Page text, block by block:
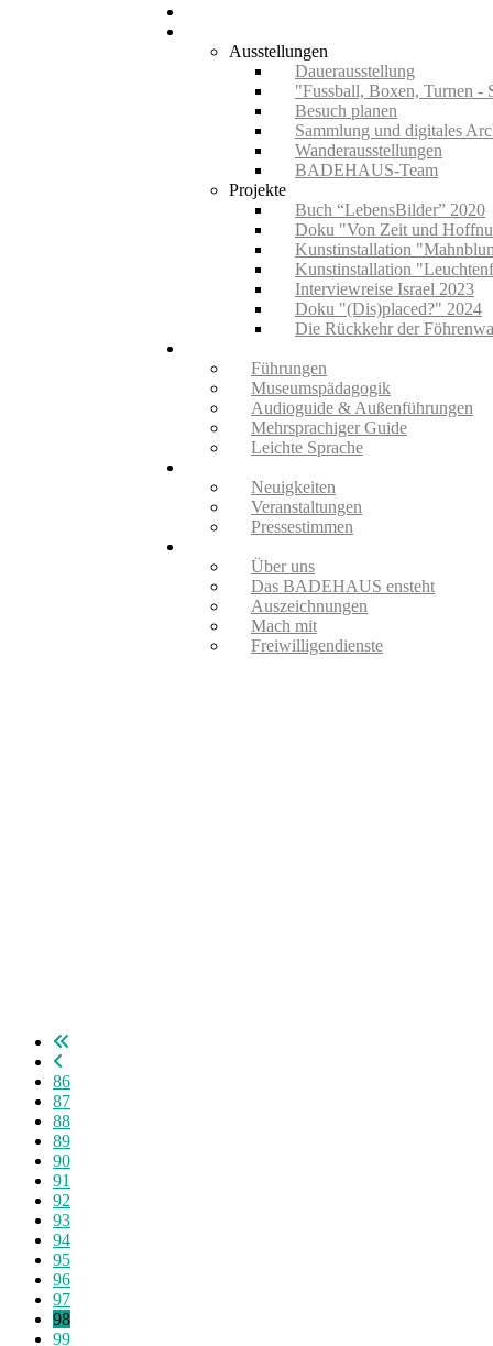
Ausstellungen
Dauerausstellung
"Fussball, Boxen, Turnen -
Besuch planen
Sammlung und digitales
Wanderausstellungen
BADEHAUS-Team
Projekte
Buch “LebensBilder” 2020
Doku "Von Zeit und
Kunstinstallation
Kunstinstallation
Interviewreise Israel 2023
Doku "(Dis)placed?" 2024
Die Rückkehr der
Führungen
Museumspädagogik
Audioguide & Außenführungen
Mehrsprachiger Guide
Leichte Sprache
Neuigkeiten
Veranstaltungen
Pressestimmen
Über uns
Das BADEHAUS ensteht
Auszeichnungen
Mach mit
Freiwilligendienste
86
87
88
89
90
91
92
93
94
95
96
97
98
99